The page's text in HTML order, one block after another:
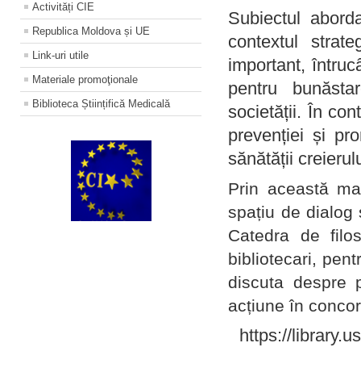
Activități CIE
Republica Moldova și UE
Link-uri utile
Materiale promoţionale
Biblioteca Științifică Medicală
Subiectul
contextul
important,
pentru
societății. În
prevenției și
sănătății
Prin această
spațiu de dialog
Catedra de
bibliotecari,
discuta despre
acțiune în
https://